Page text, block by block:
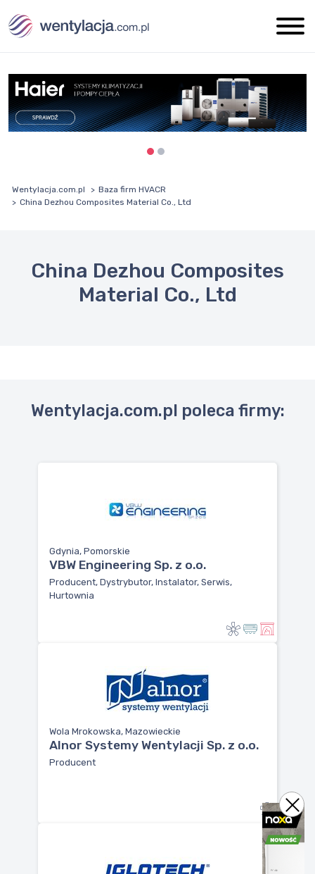
Wentylacja.com.pl
Baza firm HVACR
China Dezhou Composites Material Co., Ltd
China Dezhou Composites
Material Co., Ltd
Wentylacja.com.pl poleca firmy:
Gdynia, Pomorskie
VBW Engineering Sp. z o.o.
Producent, Dystrybutor, Instalator, Serwis,
Hurtownia
Wola Mrokowska, Mazowieckie
Alnor Systemy Wentylacji Sp. z o.o.
Producent